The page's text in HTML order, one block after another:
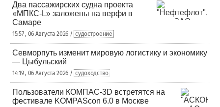
Два пассажирских судна проекта
«МПКС-L» заложены на верфи в
Самаре
15:57 , 06 Августа 2026 / судостроение
Севморпуть изменит мировую логистику и экономику
— Цыбульский
14:19 , 06 Августа 2026 / судоходство
Пользователи КОМПАС-3D встретятся на
фестивале KOMPAScon 6.0 в Москве